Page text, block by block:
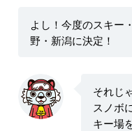
よし！今度のスキー
野・新潟に決定！
それじ
スノボ
キー場